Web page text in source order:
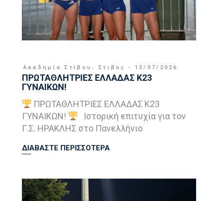
Ακαδημία Στίβου , Στιβος 13/07/2026
ΠΡΩΤΑΘΛΗΤΡΙΕΣ ΕΛΛΑΔΑΣ Κ23
ΓΥΝΑΙΚΩΝ!
ΠΡΩΤΑΘΛΗΤΡΙΕΣ ΕΛΛΑΔΑΣ Κ23
ΓΥΝΑΙΚΩΝ!
Ιστορική επιτυχία για τον
Γ.Σ. ΗΡΑΚΛΗΣ στο Πανελλήνιο
ΔΙΑΒΑΣΤΕ ΠΕΡΙΣΣΟΤΕΡΑ